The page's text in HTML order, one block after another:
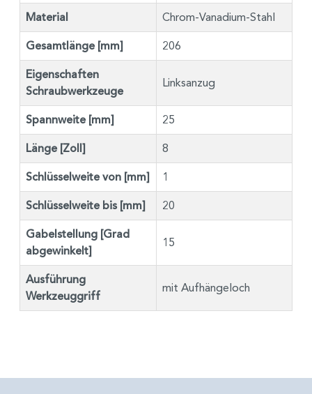
Material Chrom-Vanadium-Stahl
Gesamtlänge [mm] 206
Eigenschaften
Schraubwerkzeuge
Linksanzug
Spannweite [mm] 25
Länge [Zoll] 8
Schlüsselweite von [mm] 1
Schlüsselweite bis [mm] 20
Gabelstellung [Grad
abgewinkelt]
15
Ausführung
Werkzeuggriff
mit Aufhängeloch